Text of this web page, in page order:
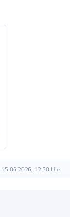
15.06.2026, 12:50 Uhr